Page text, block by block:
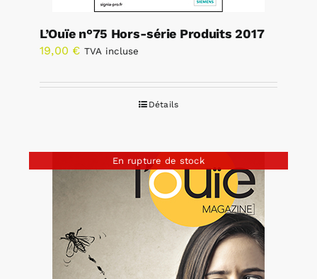
L’Ouïe n°75 Hors-série Produits 2017
19,00 € TVA incluse
Détails
En rupture de stock